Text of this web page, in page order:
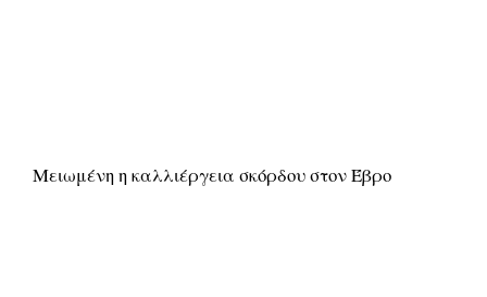
Μειωμένη η καλλιέργεια σκόρδου στον Έβρο